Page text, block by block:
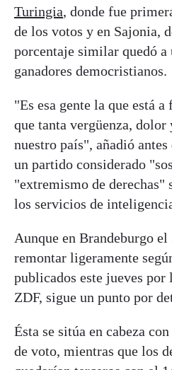
Turingia, donde fue
de los votos y en Sajonia,
porcentaje similar quedó a
ganadores democristianos.
"Es esa gente la que está
que tanta vergüenza, dolor
nuestro país", añadió
un partido considerado
"extremismo de derechas"
los servicios de
Aunque en Brandeburgo
remontar ligeramente
publicados este jueves
ZDF, sigue un punto por
Ésta se sitúa en cabeza
de voto, mientras que los